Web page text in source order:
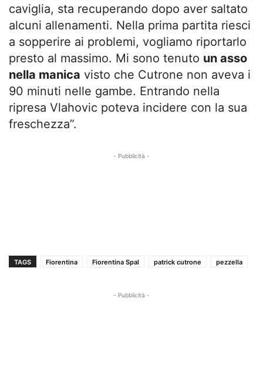
caviglia, sta recuperando dopo aver saltato
alcuni allenamenti. Nella prima partita riesci
a sopperire ai problemi, vogliamo riportarlo
presto al massimo. Mi sono tenuto un asso
nella manica visto che Cutrone non aveva i
90 minuti nelle gambe. Entrando nella
ripresa Vlahovic poteva incidere con la sua
freschezza”.
- Pubblicità -
TAGS Fiorentina Fiorentina Spal patrick cutrone pezzella
- Pubblicità -